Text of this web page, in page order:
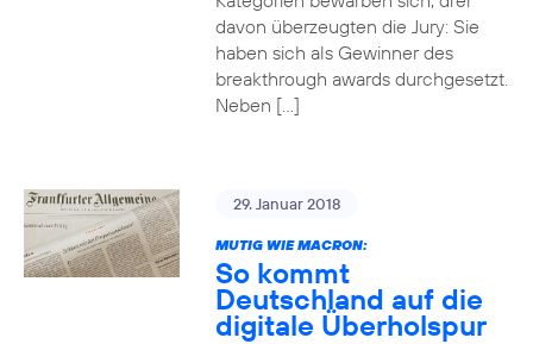
davon überzeugten die Jury: Sie
haben sich als Gewinner des
breakthrough awards durchgesetzt.
Neben […]
29. Januar 2018
MUTIG WIE MACRON:
So kommt
Deutschland auf die
digitale Überholspur